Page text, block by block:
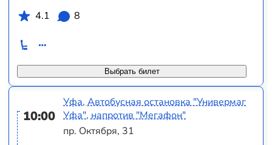
Выбрать билет
4.1
8
10:00
Уфа, Автобусная остановка "Универмаг
Уфа", напротив "Мегафон"
пр. Октября, 31